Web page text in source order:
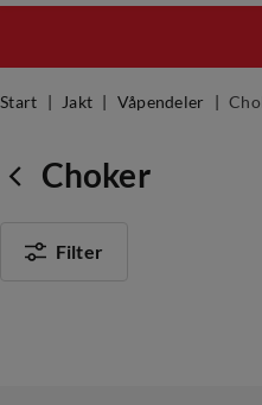
Start Jakt Våpendeler
Choker
Filter